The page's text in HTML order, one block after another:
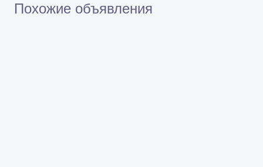
Похожие объявления